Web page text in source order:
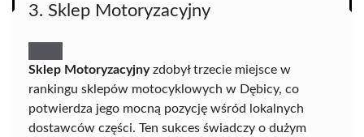
3. Sklep Motoryzacyjny
Sklep Motoryzacyjnyzdobył trzecie miejsce w
rankingu sklepów motocyklowych w Dębicy, co
potwierdza jego mocną pozycję wśród lokalnych
dostawców części. Ten sukces świadczy o dużym